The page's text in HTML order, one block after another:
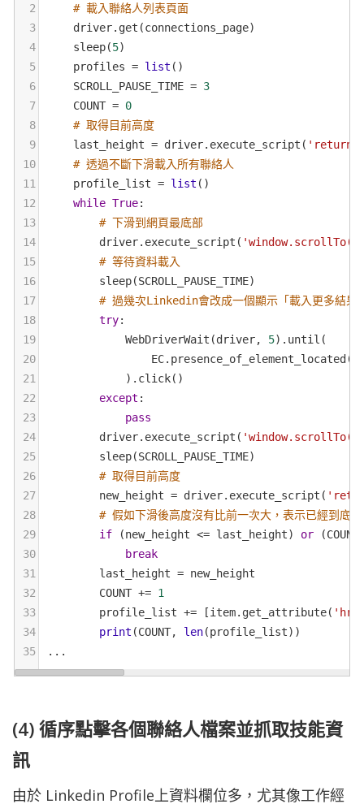
2
# 載入聯絡人列表頁面
3
driver. get (connections_page)
4
sleep(5)
5
profiles = list ()
6
SCROLL_PAUSE_TIME = 3
7
COUNT = 0
8
# 取得目前高度
9
last_height = driver. execute_script ( 'return
10
# 透過不斷下滑載入所有聯絡人
11
profile_list = list ()
12
while True:
13
# 下滑到網頁最底部
14
driver. execute_script (
15
# 等待資料載入
16
sleep(SCROLL_PAUSE_TIME)
17
# 過幾次Linkedin會改成一個顯示「載入更多結果
18
try:
19
WebDriverWait (driver, 5). until (
20
EC. presence_of_element_located ((
21
            ).
click()
22
except :
23
pass
24
driver. execute_script (
25
sleep(SCROLL_PAUSE_TIME)
26
# 取得目前高度
27
new_height = driver. execute_script (
28
# 假如下滑後高度沒有比前一次大，表示已經到底
29
if (new_height <= last_height) or (COUNT
30
break
31
last_height = new_height
32
COUNT += 1
33
profile_list += [item. get_attribute(
34
print (COUNT, len(profile_list))
35
...
(4) 循序點擊各個聯絡人檔案並抓取技能資
訊
由於 Linkedin Profile上資料欄位多，尤其像工作經